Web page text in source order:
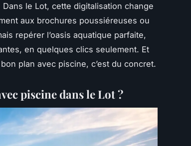
le Lot, cette digitalisation change
aux brochures poussiéreuses ou
repérer l’oasis aquatique parfaite,
en quelques clics seulement. Et
plan avec piscine, c’est du concret.
piscine dans le Lot ?